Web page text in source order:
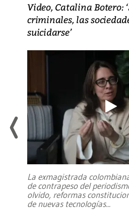
Video, Catalina Botero:
criminales, las
suicidarse’
La exmagistrada
de contrapeso del
olvido, reformas
de nuevas tecnologías...